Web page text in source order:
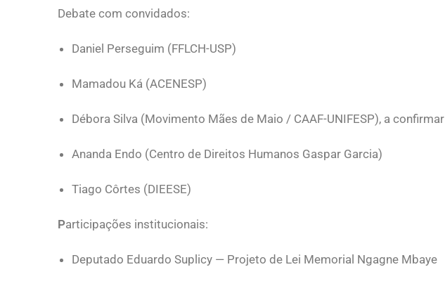
Debate com convidados:
Daniel Perseguim (FFLCH-USP)
Mamadou Ká (ACENESP)
Débora Silva (Movimento Mães de Maio / CAAF-UNIFESP), a confirmar
Ananda Endo (Centro de Direitos Humanos Gaspar Garcia)
Tiago Côrtes (DIEESE)
Participações institucionais:
Deputado Eduardo Suplicy — Projeto de Lei Memorial Ngagne Mbaye